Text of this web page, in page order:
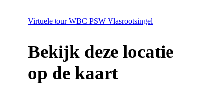
Virtuele tour WBC PSW Vlasrootsingel
Bekijk deze locatie
op de kaart